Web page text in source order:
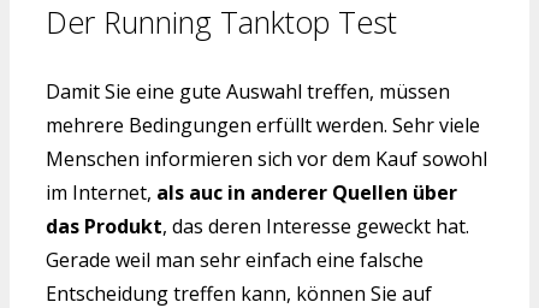
Der Running Tanktop Test
Damit Sie eine gute Auswahl treffen, müssen
mehrere Bedingungen erfüllt werden. Sehr viele
Menschen informieren sich vor dem Kauf sowohl
im Internet, als auc in anderer Quellen über
das Produkt, das deren Interesse geweckt hat.
Gerade weil man sehr einfach eine falsche
Entscheidung treffen kann, können Sie auf